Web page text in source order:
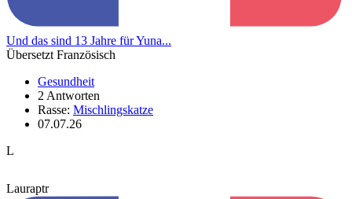
Und das sind 13 Jahre für Yuna...
Übersetzt Französisch
Gesundheit
2 Antworten
Rasse: Mischlingskatze
07.07.26
L
Lauraptr